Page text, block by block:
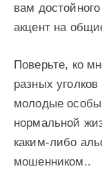
вам
акцент на
Поверьте, ко
разных
молодые особы
нормальной
каким-либо
мошенником..